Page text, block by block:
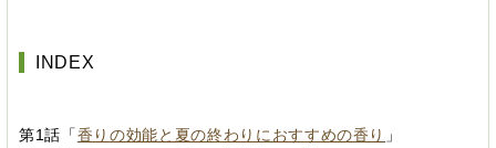
INDEX
第1話「香りの効能と夏の終わりにおすすめの香り 」